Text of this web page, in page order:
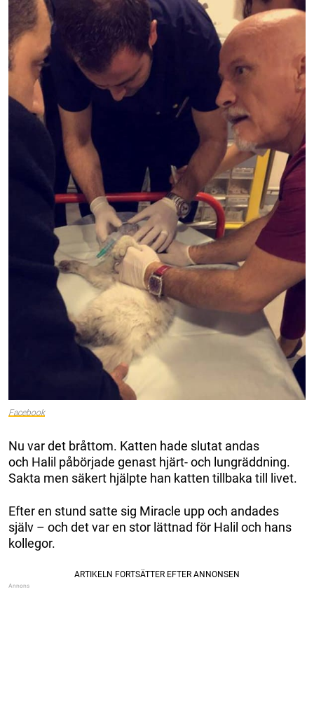
Facebook
Nu var det bråttom. Katten hade slutat andas
och Halil påbörjade genast hjärt- och lungräddning.
Sakta men säkert hjälpte han katten tillbaka till livet.
Efter en stund satte sig Miracle upp och andades
själv – och det var en stor lättnad för Halil och hans
kollegor.